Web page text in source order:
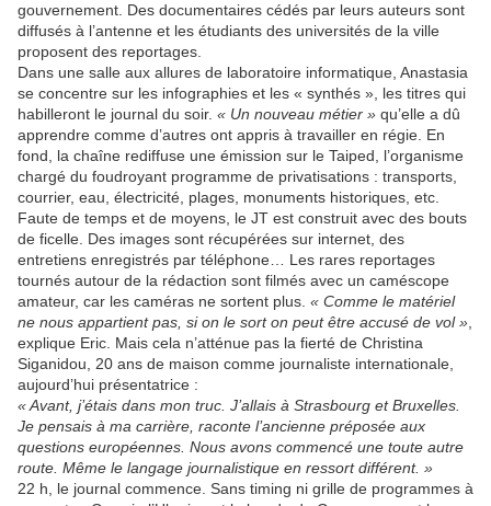
gouvernement. Des documentaires cédés par leurs auteurs sont
diffusés à l’antenne et les étudiants des universités de la ville
proposent des reportages.
Dans une salle aux allures de laboratoire informatique, Anastasia
se concentre sur les infographies et les « synthés », les titres qui
habilleront le journal du soir. « Un nouveau métier » qu’elle a dû
apprendre comme d’autres ont appris à travailler en régie. En
fond, la chaîne rediffuse une émission sur le Taiped, l’organisme
chargé du foudroyant programme de privatisations : transports,
courrier, eau, électricité, plages, monuments historiques, etc.
Faute de temps et de moyens, le JT est construit avec des bouts
de ficelle. Des images sont récupérées sur internet, des
entretiens enregistrés par téléphone… Les rares reportages
tournés autour de la rédaction sont filmés avec un caméscope
amateur, car les caméras ne sortent plus. « Comme le matériel
ne nous appartient pas, si on le sort on peut être accusé de vol »
explique Eric. Mais cela n’atténue pas la fierté de Christina
Siganidou, 20 ans de maison comme journaliste internationale,
aujourd’hui présentatrice :
« Avant, j’étais dans mon truc. J’allais à Strasbourg et Bruxelles.
Je pensais à ma carrière, raconte l’ancienne préposée aux
questions européennes. Nous avons commencé une toute autre
route. Même le langage journalistique en ressort différent. »
22 h, le journal commence. Sans timing ni grille de programmes à